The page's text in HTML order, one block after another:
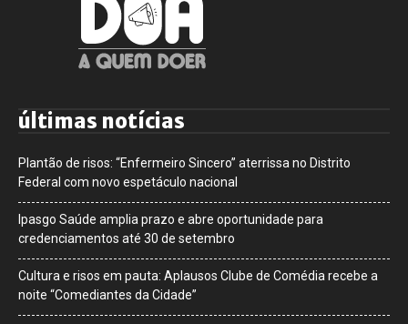
últimas notícias
Plantão de risos: “Enfermeiro Sincero” aterrissa no Distrito
Federal com novo espetáculo nacional
Ipasgo Saúde amplia prazo e abre oportunidade para
credenciamentos até 30 de setembro
Cultura e risos em pauta: Aplausos Clube de Comédia recebe a
noite “Comediantes da Cidade”